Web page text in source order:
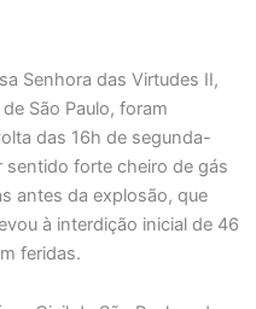
Senhora das Virtudes II,
São Paulo, foram
das 16h de segunda-
sentido forte cheiro de gás
antes da explosão, que
à interdição inicial de 46
feridas.